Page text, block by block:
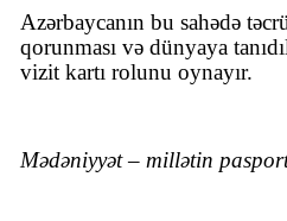
Azərbaycanın bu sahədə
qorunması və dünyaya
vizit kartı rolunu oynayır.
Mədəniyyət – millətin